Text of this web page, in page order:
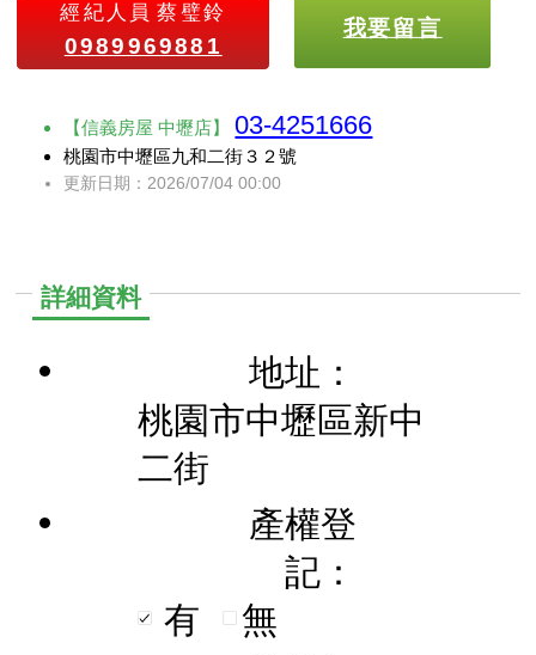
經紀人員 蔡璧鈴
0989969881
我要留言
【信義房屋 中壢店】03-4251666
桃園市中壢區九和二街３２號
更新日期：2026/07/04 00:00
詳細資料
地址：
桃園市中壢區新中
二街
產權登
記：
有
無